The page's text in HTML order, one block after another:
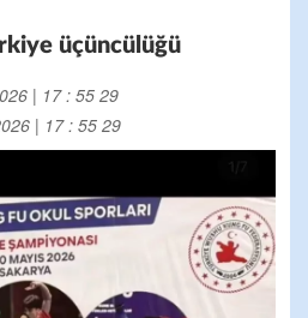
üçüncülüğü
| 17 : 55 29
| 17 : 55 29